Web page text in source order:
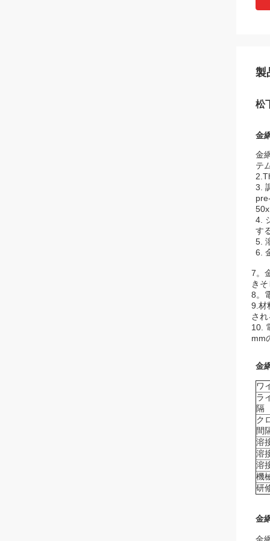
製
松
金
金
テ
3.
4.
す
5.
6.
7。
き
8。
9.材
され
10.
mm
金
ワ
ラ
隔
ク
間
溶
溶
溶
機
研
金